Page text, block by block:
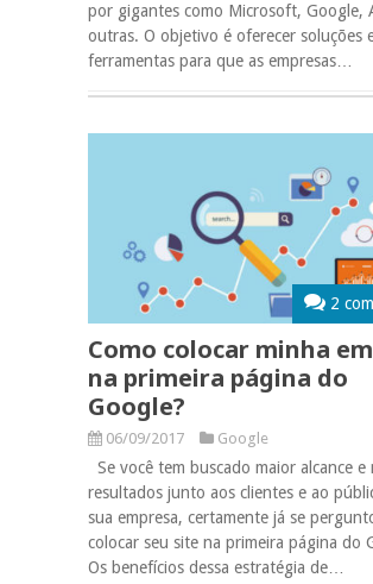
por gigantes como Microsoft, Google,
outras. O objetivo é oferecer soluções
ferramentas para que as empresas…
2
Como colocar minha
na primeira página do
Google?
06/09/2017 Google
Se você tem buscado maior alcance e
resultados junto aos clientes e ao
sua empresa, certamente já se
colocar seu site na primeira página do
Os benefícios dessa estratégia de…